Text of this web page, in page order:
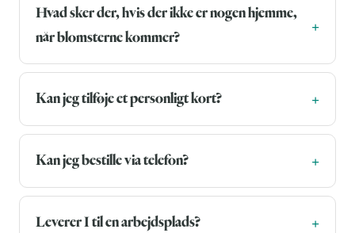
Hvad sker der, hvis der ikke er nogen hjemme,
når blomsterne kommer?
Kan jeg tilføje et personligt kort?
Kan jeg bestille via telefon?
Leverer I til en arbejdsplads?